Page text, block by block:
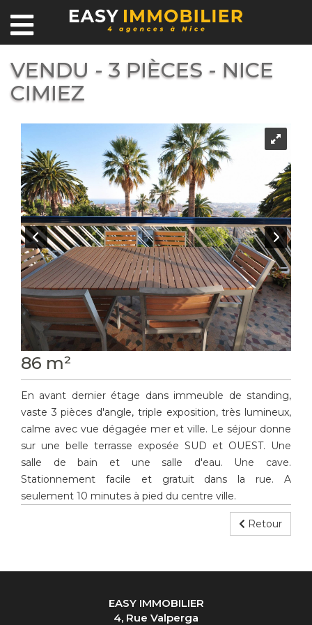
VENDU - 3 PIÈCES - NICE
CIMIEZ
86 m²
En avant dernier étage dans immeuble de standing,
vaste 3 pièces d'angle, triple exposition, très lumineux,
calme avec vue dégagée mer et ville. Le séjour donne
sur une belle terrasse exposée SUD et OUEST. Une
salle de bain et une salle d'eau. Une cave.
Stationnement facile et gratuit dans la rue. A
seulement 10 minutes à pied du centre ville.
Retour
EASY IMMOBILIER
4, Rue Valperga